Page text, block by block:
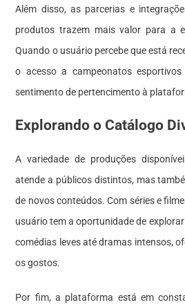
Além disso, as parcerias e
produtos trazem mais valor para a
Quando o usuário percebe que está
o acesso a campeonatos
sentimento de pertencimento à
Explorando o Catálogo
A variedade de produções
atende a públicos distintos, mas
de novos conteúdos. Com séries e
usuário tem a oportunidade de
comédias leves até dramas intensos,
os gostos.
Por fim, a plataforma está em